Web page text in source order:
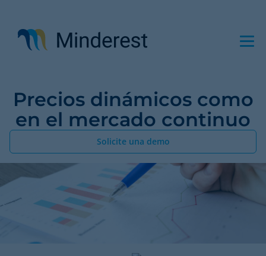
contenido
principal
Precios dinámicos como
en el mercado continuo
Solicite una demo